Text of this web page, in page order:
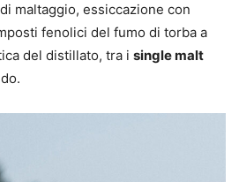
maltaggio, essiccazione con
fenolici del fumo di torba a
del distillato, tra i single malt